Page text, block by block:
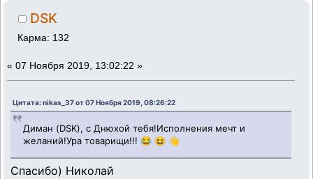
DSK
Карма: 132
« 07 Ноября 2019, 13:02:22 »
Цитата: nikas_37 от 07 Ноября 2019, 08:26:22
Диман (DSK), с Днюхой тебя!Исполнения мечт и
желаний!Ура товарищи!!! 😂 😆 👋
Спасибо) Николай